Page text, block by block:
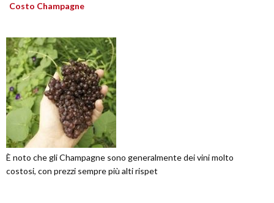
Costo Champagne
È noto che gli Champagne sono generalmente dei vini molto
costosi, con prezzi sempre più alti rispet